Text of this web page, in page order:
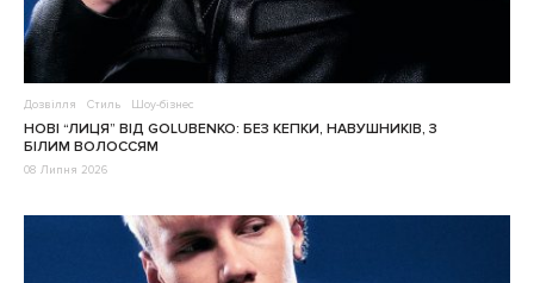
Дозвілля Стиль Шоу-бізнес
НОВІ “ЛИЦЯ” ВІД GOLUBENKO: БЕЗ КЕПКИ, НАВУШНИКІВ, З
БІЛИМ ВОЛОССЯМ
08 Липня 2026